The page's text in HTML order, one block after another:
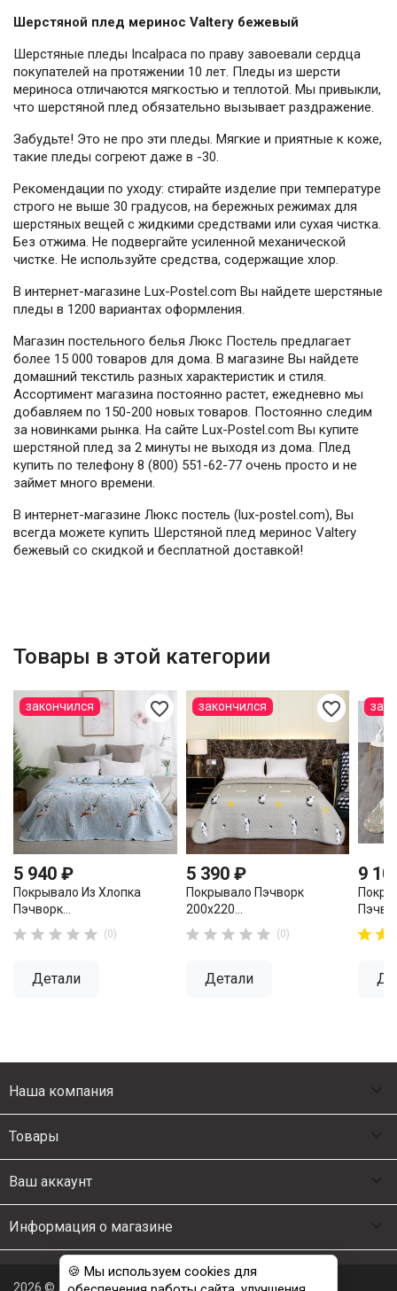
Шерстяной плед меринос Valtery бежевый
Шерстяные пледы Incalpaca по праву завоевали сердца
покупателей на протяжении 10 лет. Пледы из шерсти
мериноса отличаются мягкостью и теплотой. Мы привыкли,
что шерстяной плед обязательно вызывает раздражение.
Забудьте! Это не про эти пледы. Мягкие и приятные к коже,
такие пледы согреют даже в -30.
Рекомендации по уходу: стирайте изделие при температуре
строго не выше 30 градусов, на бережных режимах для
шерстяных вещей с жидкими средствами или сухая чистка.
Без отжима. Не подвергайте усиленной механической
чистке. Не используйте средства, содержащие хлор.
В интернет-магазине Lux-Postel.com Вы найдете шерстяные
пледы в 1200 вариантах оформления.
Магазин постельного белья Люкс Постель предлагает
более 15 000 товаров для дома. В магазине Вы найдете
домашний текстиль разных характеристик и стиля.
Ассортимент магазина постоянно растет, ежедневно мы
добавляем по 150-200 новых товаров. Постоянно следим
за новинками рынка. На сайте Lux-Postel.com Вы купите
шерстяной плед за 2 минуты не выходя из дома. Плед
купить по телефону 8 (800) 551-62-77 очень просто и не
займет много времени.
В интернет-магазине Люкс постель (lux-postel.com), Вы
всегда можете купить Шерстяной плед меринос Valtery
бежевый со скидкой и бесплатной доставкой!
Товары в этой категории
favorite_border
5 940 ₽
Покрывало Из Хлопка
Пэчворк...
     (0)
Детали
закончился favorite_border
5 390 ₽
Покрывало Пэчворк
200х220...
     (0)
Детали
закончился
9


Наша компания
Товары
Ваш аккаунт
Информация о магазине
2026 © Люкс Постель
🍪 Мы используем cookies для